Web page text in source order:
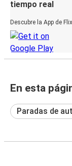
tiempo real
Descubre la App de Flix
En esta
Paradas de